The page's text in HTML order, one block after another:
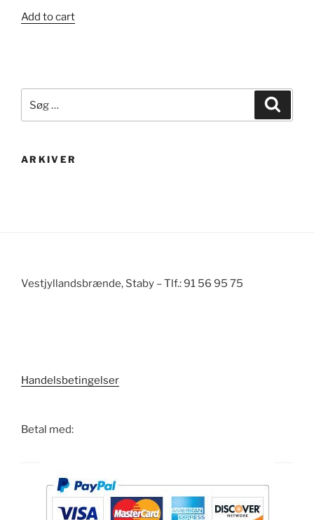
Add to cart
efter:
ARKIVER
Vestjyllandsbrænde, Staby – Tlf.: 91 56 95 75
Handelsbetingelser
Betal med: